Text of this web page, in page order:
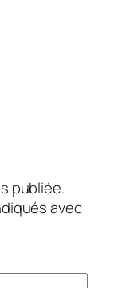
publiée.
avec